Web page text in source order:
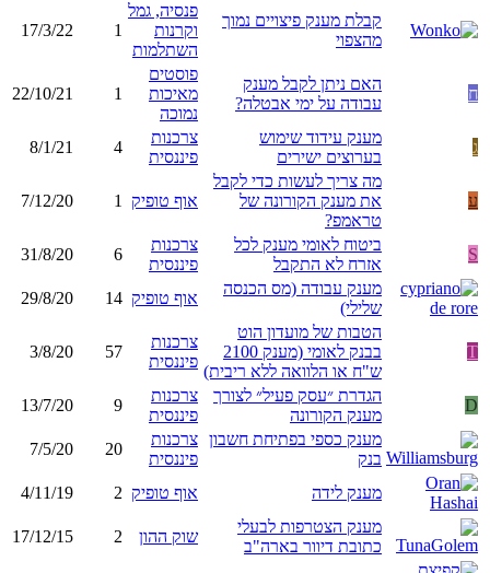
קבלת מענק פיצויים נמוך
מהצפוי
פנסיה, גמל
וקרנות
השתלמות
1
17/3/22
ח
האם ניתן לקבל מענק
עבודה על ימי אבטלה?
פוסטים
מאיכות
נמוכה
1
22/10/21
ג
מענק עידוד שימוש
בערוצים ישירים
צרכנות
פיננסית
4
8/1/21
ע
מה צריך לעשות כדי לקבל
את מענק הקורונה של
טראמפ?
אוף טופיק 1
7/12/20
S
ביטוח לאומי מענק לכל
אזרח לא התקבל
צרכנות
פיננסית
6
31/8/20
מענק עבודה (מס הכנסה
שלילי)
אוף טופיק 14
29/8/20
T
הטבות של מועדון הוט
בבנק לאומי (מענק 2100
ש"ח או הלוואה ללא ריבית)
צרכנות
פיננסית
57
3/8/20
D
הגדרת ״עסק פעיל״ לצורך
מענק הקורונה
צרכנות
פיננסית
9
13/7/20
מענק כספי בפתיחת חשבון
בנק
צרכנות
פיננסית
20
7/5/20
מענק לידה אוף טופיק 2
4/11/19
מענק הצטרפות לבעלי
כתובת דיוור בארה"ב
שוק ההון 2
17/12/15